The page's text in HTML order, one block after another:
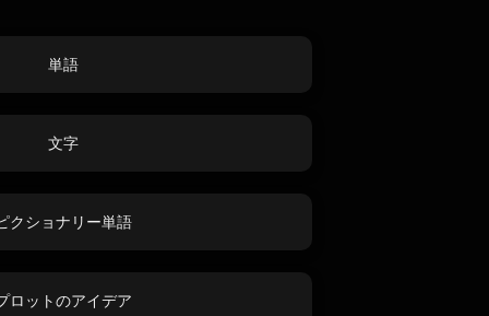
単語
文字
クショナリー単語
ロットのアイデア